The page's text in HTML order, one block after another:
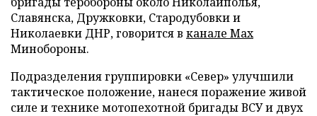
Славянска, Дружковки, Стародубовки и
Николаевки ДНР, говорится в канале Max
Минобороны.
Подразделения группировки «Север» улучшили
тактическое положение, нанеся поражение живой
силе и технике мотопехотной бригады ВСУ и двух